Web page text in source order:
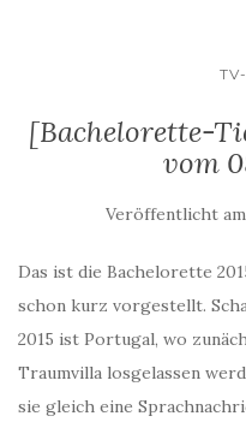
[Bachelorette-
vom
Veröffentlicht
Das ist die Bachelorette
schon kurz vorgestellt.
2015 ist Portugal, wo
Traumvilla losgelassen
sie gleich eine